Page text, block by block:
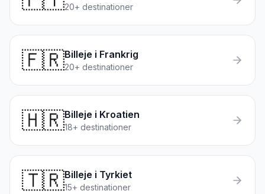
20+ destinationer
🇫🇷Billeje i Frankrig
20+ destinationer
🇭🇷Billeje i Kroatien
18+ destinationer
🇹🇷Billeje i Tyrkiet
15+ destinationer